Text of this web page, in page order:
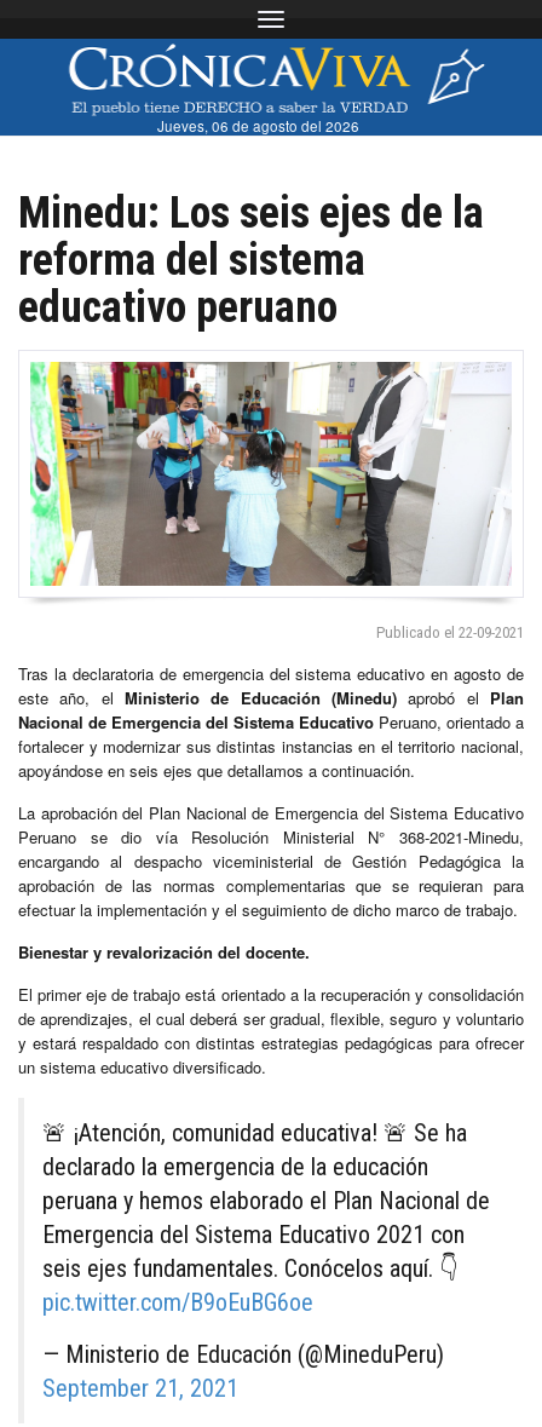
Toggle navigation
Jueves, 06 de agosto del 2026
Minedu: Los seis ejes de la
reforma del sistema
educativo peruano
Publicado el 22-09-2021
Tras la declaratoria de emergencia del sistema educativo en agosto de
este año, el Ministerio de Educación (Minedu) aprobó el Plan
Nacional de Emergencia del Sistema Educativo Peruano, orientado a
fortalecer y modernizar sus distintas instancias en el territorio nacional,
apoyándose en seis ejes que detallamos a continuación.
La aprobación del Plan Nacional de Emergencia del Sistema Educativo
Peruano se dio vía Resolución Ministerial N° 368-2021-Minedu,
encargando al despacho viceministerial de Gestión Pedagógica la
aprobación de las normas complementarias que se requieran para
efectuar la implementación y el seguimiento de dicho marco de trabajo.
Bienestar y revalorización del docente.
El primer eje de trabajo está orientado a la recuperación y consolidación
de aprendizajes, el cual deberá ser gradual, flexible, seguro y voluntario
y estará respaldado con distintas estrategias pedagógicas para ofrecer
un sistema educativo diversificado.
🚨 ¡Atención, comunidad educativa! 🚨 Se ha
declarado la emergencia de la educación
peruana y hemos elaborado el Plan Nacional de
Emergencia del Sistema Educativo 2021 con
seis ejes fundamentales. Conócelos aquí. 👇
pic.twitter.com/B9oEuBG6oe
— Ministerio de Educación (@MineduPeru)
September 21, 2021